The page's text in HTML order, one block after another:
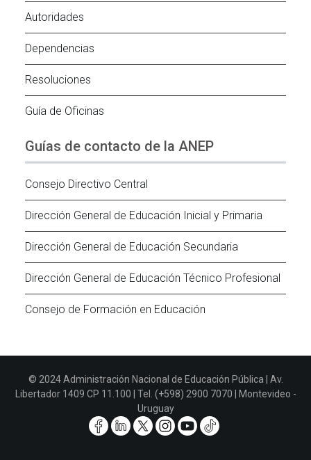
Autoridades
Dependencias
Resoluciones
Guía de Oficinas
Guías de contacto de la ANEP
Consejo Directivo Central
Dirección General de Educación Inicial y Primaria
Dirección General de Educación Secundaria
Dirección General de Educación Técnico Profesional
Consejo de Formación en Educación
© 2024 Administración Nacional de Educación Pública | Av.
Libertador 1409 CP 11.100 | Tel. (+598) 2900 7070 | Montevideo -
Uruguay